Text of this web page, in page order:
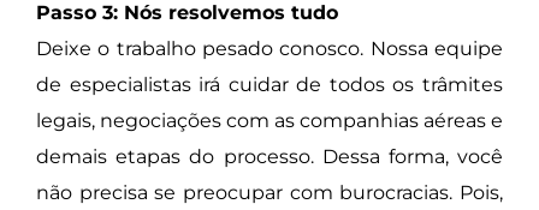
Passo 3: Nós resolvemos tudo
Deixe o trabalho pesado conosco. Nossa equipe
de especialistas irá cuidar de todos os trâmites
legais, negociações com as companhias aéreas e
demais etapas do processo. Dessa forma, você
não precisa se preocupar com burocracias. Pois,